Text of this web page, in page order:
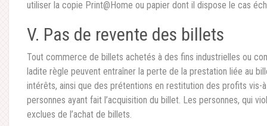
utiliser la copie Print@Home ou papier dont il dispose le cas
V. Pas de revente des billets
Tout commerce de billets achetés à des fins industrielles ou
ladite règle peuvent entraîner la perte de la prestation liée au
intérêts, ainsi que des prétentions en restitution des profits vis-
personnes ayant fait l’acquisition du billet. Les personnes, qui
exclues de l’achat de billets.